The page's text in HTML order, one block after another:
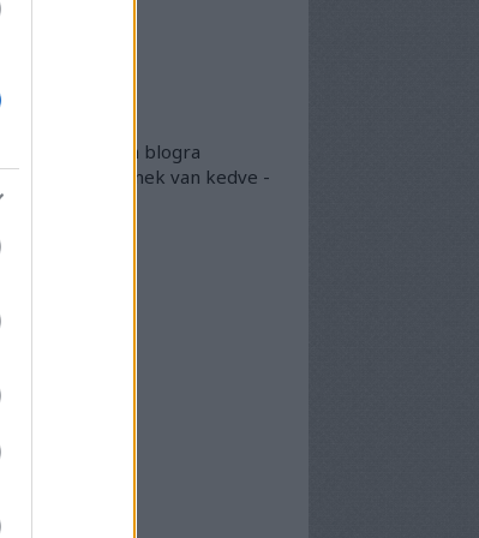
található meg a blogra
doksi, akinek van kedve -
köztük...